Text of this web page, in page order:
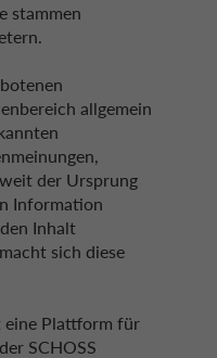
stammen
allgemein
der Ursprung
Information
Inhalt
sich diese
eine Plattform für
SCHOSS